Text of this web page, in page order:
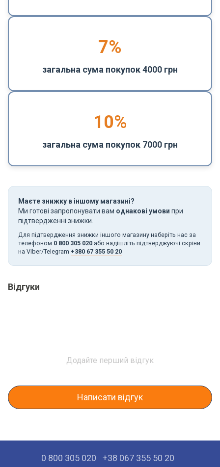
7%
загальна сума покупок 4000 грн
10%
загальна сума покупок 7000 грн
Маєте знижку в іншому магазині?
Ми готові запропонувати вам однакові умови при
підтвердженні знижки.
Для підтвердження знижки іншого магазину наберіть нас за
телефоном 0 800 305 020 або надішліть підтверджуючі скріни
на Viber/Telegram +380 67 355 50 20
Відгуки
Додайте перший відгук
Написати відгук
0 800 305 020 +38 067 355 50 20